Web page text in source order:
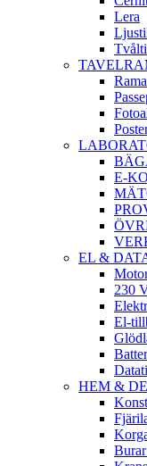
Lera
E-
EL &
230
El-
HEM &